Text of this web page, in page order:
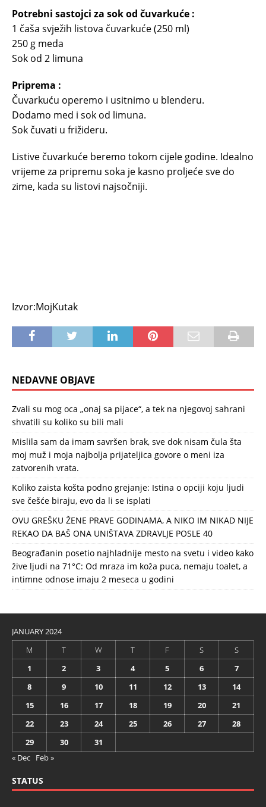
Potrebni sastojci za sok od čuvarkuće :
1 čaša svježih listova čuvarkuće (250 ml)
250 g meda
Sok od 2 limuna
Priprema :
Čuvarkuću operemo i usitnimo u blenderu.
Dodamo med i sok od limuna.
Sok čuvati u frižideru.
Listive čuvarkuće beremo tokom cijele godine. Idealno
vrijeme za pripremu soka je kasno proljeće sve do
zime, kada su listovi najsočniji.
Izvor:MojKutak
NEDAVNE OBJAVE
Zvali su mog oca „onaj sa pijace“, a tek na njegovoj sahrani
shvatili su koliko su bili mali
Mislila sam da imam savršen brak, sve dok nisam čula šta
moj muž i moja najbolja prijateljica govore o meni iza
zatvorenih vrata.
Koliko zaista košta podno grejanje: Istina o opciji koju ljudi
sve češće biraju, evo da li se isplati
OVU GREŠKU ŽENE PRAVE GODINAMA, A NIKO IM NIKAD NIJE
REKAO DA BAŠ ONA UNIŠTAVA ZDRAVLJE POSLE 40
Beograđanin posetio najhladnije mesto na svetu i video kako
žive ljudi na 71°C: Od mraza im koža puca, nemaju toalet, a
intimne odnose imaju 2 meseca u godini
JANUARY 2024
M
T W T F S
S
1
2 3 4 5 6
7
8
9 10 11 12 13
14
15
16 17 18 19 20
21
22
23 24 25 26 27
28
29
30
31
« Dec Feb »
STATUS